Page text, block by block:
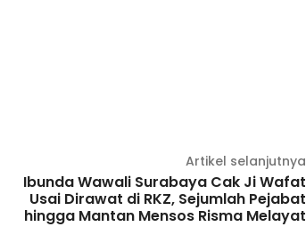
Artikel selanjutnya
Ibunda Wawali Surabaya Cak Ji Wafat
Usai Dirawat di RKZ, Sejumlah Pejabat
hingga Mantan Mensos Risma Melayat